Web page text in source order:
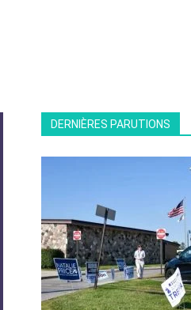
DERNIÈRES PARUTIONS